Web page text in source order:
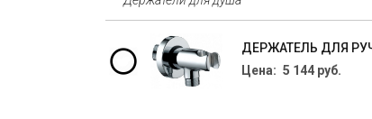
ДЕРЖАТЕЛЬ ДЛЯ
Цена: 5 144 руб.